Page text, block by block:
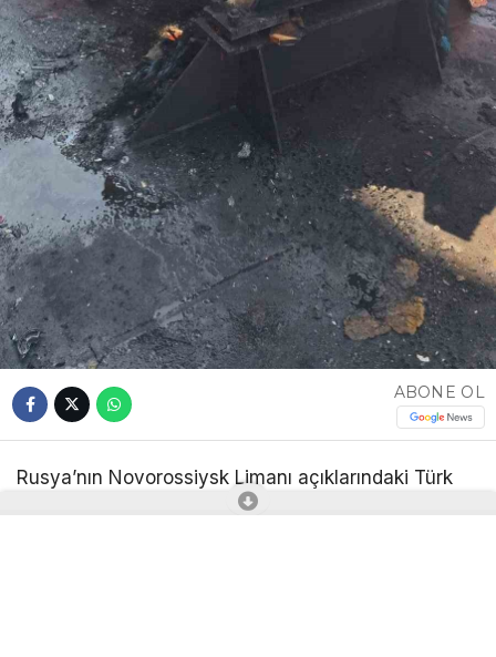
ABONE OL
Rusya’nın Novorossiysk Limanı açıklarındaki Türk
bayraklı “MV Güllük” kuru yük gemisine insansız